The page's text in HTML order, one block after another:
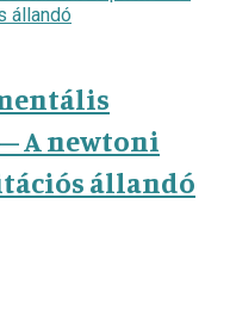
A newtoni
állandó